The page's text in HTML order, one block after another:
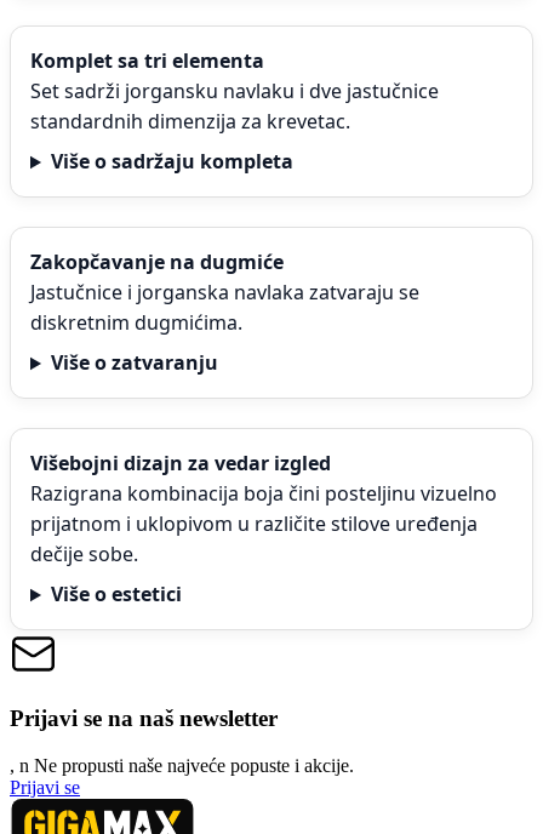
Komplet sa tri elementa
Set sadrži jorgansku navlaku i dve jastučnice
standardnih dimenzija za krevetac.
Više o sadržaju kompleta
Zakopčavanje na dugmiće
Jastučnice i jorganska navlaka zatvaraju se
diskretnim dugmićima.
Više o zatvaranju
Višebojni dizajn za vedar izgled
Razigrana kombinacija boja čini posteljinu vizuelno
prijatnom i uklopivom u različite stilove uređenja
dečije sobe.
Više o estetici
Prijavi se na naš newsletter
, n Ne propusti naše najveće popuste i akcije.
Prijavi se